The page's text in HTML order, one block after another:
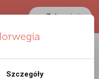
Zaloguj się
Szczegóły